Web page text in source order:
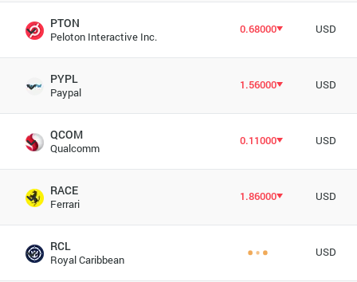
PTON
Peloton Interactive Inc.
0.68000 USD
PYPL
Paypal
1.56000 USD
QCOM
Qualcomm
0.11000 USD
RACE
Ferrari
1.86000 USD
RCL
Royal Caribbean
USD